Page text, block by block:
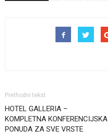
Prethodni tekst
HOTEL GALLERIA –
KOMPLETNA KONFERENCIJSKA
PONUDA ZA SVE VRSTE